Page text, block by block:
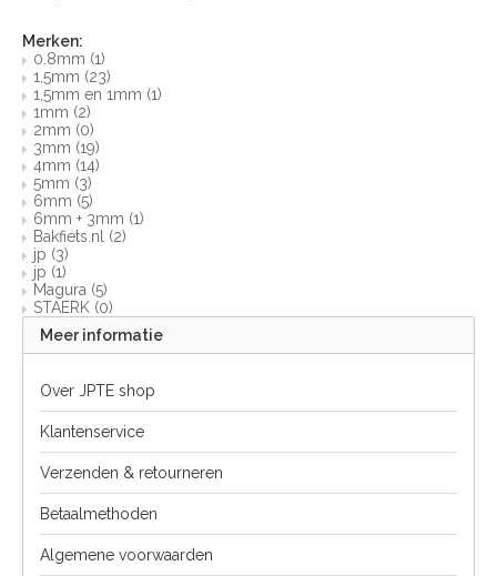
Merken:
0.8mm (1)
1,5mm (23)
1,5mm en 1mm (1)
1mm (2)
2mm (0)
3mm (19)
4mm (14)
5mm (3)
6mm (5)
6mm + 3mm (1)
Bakfiets.nl (2)
jp (3)
jp (1)
Magura (5)
STAERK (0)
Meer informatie
Over JPTE shop
Klantenservice
Verzenden & retourneren
Betaalmethoden
Algemene voorwaarden